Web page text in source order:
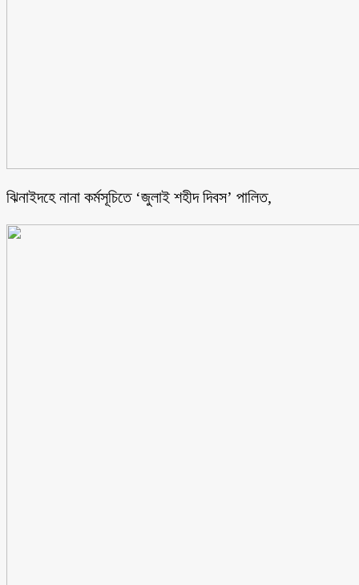
ঝিনাইদহে নানা কর্মসূচিতে ‘জুলাই শহীদ দিবস’ পালিত,